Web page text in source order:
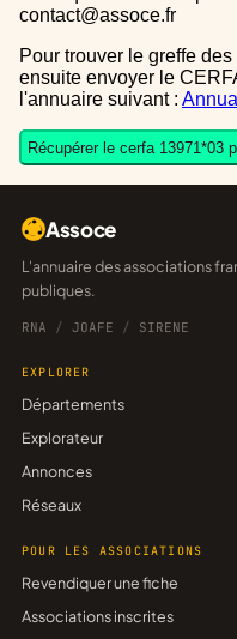
contact@assoce.fr
Pour trouver le greffe des associations auquel vous devrez
ensuite envoyer le
l'annuaire suivant :
Récupérer le cerfa 13971*03
Assoce
L'annuaire des associations françaises, construit sur les données
publiques.
RNA / JOAFE / SIRENE
EXPLORER
Départements
Explorateur
Annonces
Réseaux
POUR LES ASSOCIATIONS
Revendiquer une fiche
Associations inscrites